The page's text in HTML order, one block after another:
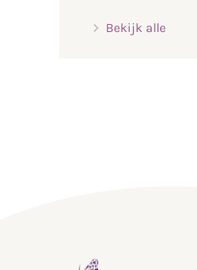
Bekijk alle